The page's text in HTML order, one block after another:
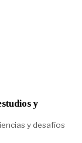
y
y desafíos